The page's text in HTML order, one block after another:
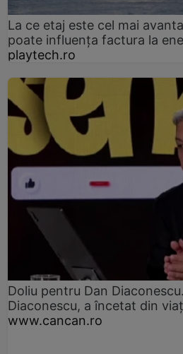
La ce etaj este cel mai
poate influența factura la
playtech.ro
Doliu pentru Dan
Diaconescu, a încetat din
www.cancan.ro